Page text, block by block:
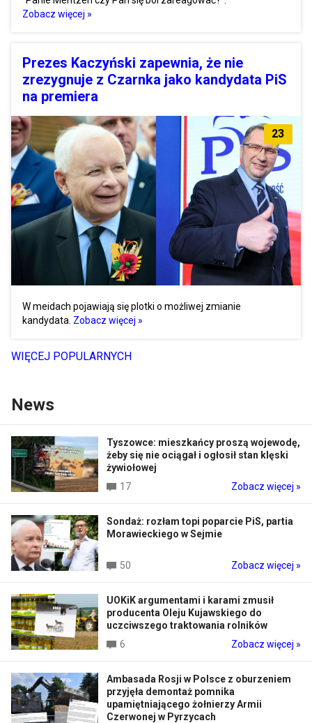
Zobacz więcej »
Prezes Kaczyński zapewnia, że nie
zrezygnuje z Czarnka jako kandydata PiS
na premiera
23
W meidach pojawiają się plotki o możliwej zmianie
kandydata. Zobacz więcej »
WIĘCEJ POPULARNYCH
News
Tyszowce: mieszkańcy proszą wojewodę,
żeby się nie ociągał i ogłosił stan klęski
żywiołowej
17
Zobacz więcej »
Sondaż: rozłam topi poparcie PiS, partia
Morawieckiego w Sejmie
50 Zobacz więcej »
UOKiK argumentami i karami zmusił
producenta Oleju Kujawskiego do
uczciwszego traktowania rolników
6
Zobacz więcej »
Ambasada Rosji w Polsce z oburzeniem
przyjęła demontaż pomnika
upamiętniającego żołnierzy Armii
Czerwonej w Pyrzycach